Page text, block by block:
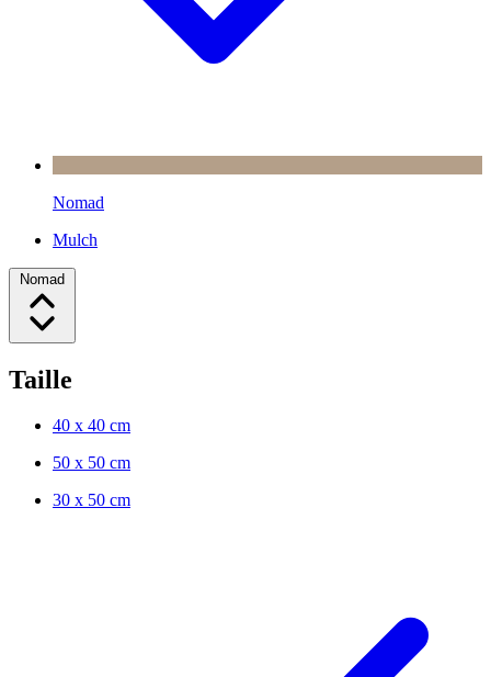
Nomad
Mulch
Nomad
Taille
40 x 40 cm
50 x 50 cm
30 x 50 cm